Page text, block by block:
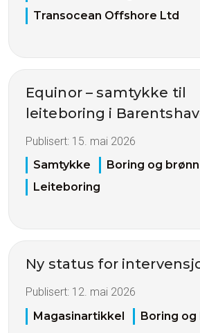
Transocean Offshore Ltd
Equinor – samtykke til
leiteboring i
Publisert: 15. mai 2026
Samtykke
Boring og brønn
Leiteboring
Ny status for
Publisert: 12. mai 2026
Magasinartikkel
Boring og